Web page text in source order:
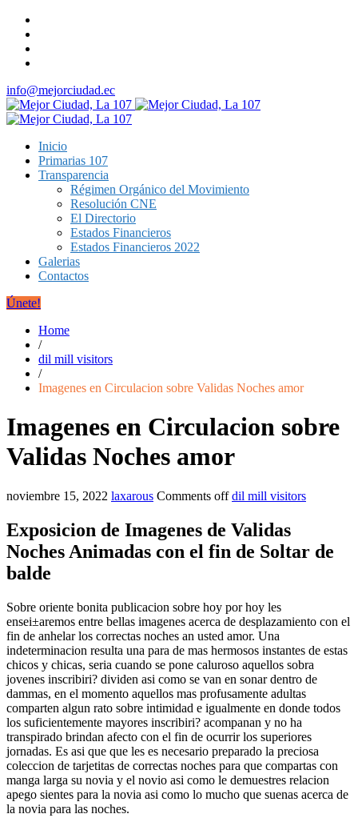
info@mejorciudad.ec
Inicio
Primarias 107
Transparencia
Régimen Orgánico del Movimiento
Resolución CNE
El Directorio
Estados Financieros
Estados Financieros 2022
Galerias
Contactos
Únete!
Home
/
dil mill visitors
/
Imagenes en Circulacion sobre Validas Noches amor
Imagenes en Circulacion sobre
Validas Noches amor
noviembre 15, 2022 laxarous Comments off dil mill visitors
Exposicion de Imagenes de Validas
Noches Animadas con el fin de Soltar de
balde
Sobre oriente bonita publicacion sobre hoy por hoy les
ensei±aremos entre bellas imagenes acerca de desplazamiento con el
fin de anhelar los correctas noches an usted amor. Una
indeterminacion resulta una para de mas hermosos instantes de estas
chicos y chicas, seri­a cuando se pone caluroso aquellos sobra
jovenes inscribiri? dividen asi­ como se van en sonar dentro de
dammas, en el momento aquellos mas profusamente adultas
comparten algun rato sobre intimidad e igualmente en donde todos
los suficientemente mayores inscribiri? acompanan y no ha
transpirado brindan afecto con el fin de ocurrir los superiores
jornadas. Es asi que que les es necesario preparado la preciosa
coleccion de tarjetitas de correctas noches para que compartas con
manga larga su novia y el novio asi­ como le demuestres relacion
apego sientes para la novia asi­ como lo mucho que suenas acerca de
la novia para las noches.